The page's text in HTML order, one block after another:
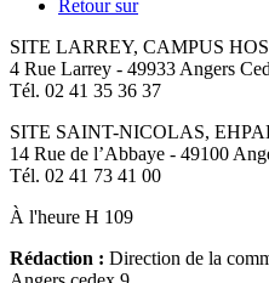
Retour sur
SITE LARREY, CAMPUS
4 Rue Larrey - 49933 Angers
Tél. 02 41 35 36 37
SITE SAINT-NICOLAS,
14 Rue de l’Abbaye - 49100
Tél. 02 41 73 41 00
À l'heure H 109
Rédaction : Direction de la